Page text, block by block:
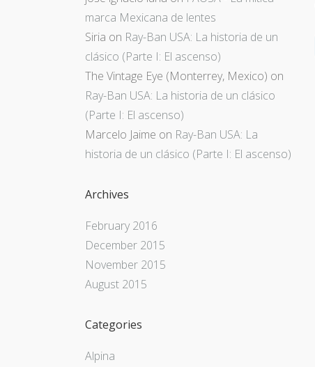
marca Mexicana de lentes
Siria on Ray-Ban USA: La historia de un
clásico (Parte I: El ascenso)
The Vintage Eye (Monterrey, Mexico) on
Ray-Ban USA: La historia de un clásico
(Parte I: El ascenso)
Marcelo Jaime on Ray-Ban USA: La
historia de un clásico (Parte I: El ascenso)
Archives
February 2016
December 2015
November 2015
August 2015
Categories
Alpina